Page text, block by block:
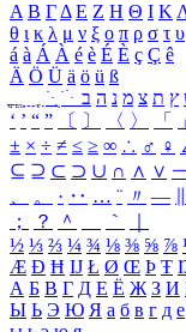
Α Β ΓΔ Ε Ζ Η Θ Ι Κ
θ ι κ λ μ ν ξ ο π ρ σ τ υ
á à Á À é è É È ç Ç ê
Ä Ö Ü ä ö ü ß
ִֶֹ ֻּ ׁׂ ץ ת צ מ נ ה ב
‘ ’ “ ” 〔 〕 〈 〉 「 」
± × ÷ ≠ ≤ ≥ ∞ ∴ ♂ ♀
⊆ ⊇ ⊂ ⊃ ∪ ∩ ∧ ∨
、
。 · ‥ … ¨ 〃 ―
；
？ ＾ ｀
½ ⅓ ⅔ ¼ ¾ ⅛ ⅜ ⅝ ⅞
Æ Ð Ħ Ĳ Ł Ø Œ Þ Ŧ
А Б В Г Д Е Ё Ж З И
Ы Ь Э Ю Я а б в г д е